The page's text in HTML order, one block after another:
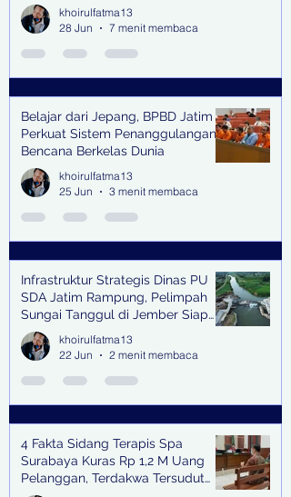
khoirulfatma13
28 Jun
7 menit membaca
Belajar dari Jepang, BPBD Jatim
Perkuat Sistem Penanggulangan
Bencana Berkelas Dunia
khoirulfatma13
25 Jun
3 menit membaca
Infrastruktur Strategis Dinas PU
SDA Jatim Rampung, Pelimpah
Sungai Tanggul di Jember Siap
Bangkitkan Swasembada Pangan
dan Pengendali Banjir
khoirulfatma13
22 Jun
2 menit membaca
4 Fakta Sidang Terapis Spa
Surabaya Kuras Rp 1,2 M Uang
Pelanggan, Terdakwa Tersudut